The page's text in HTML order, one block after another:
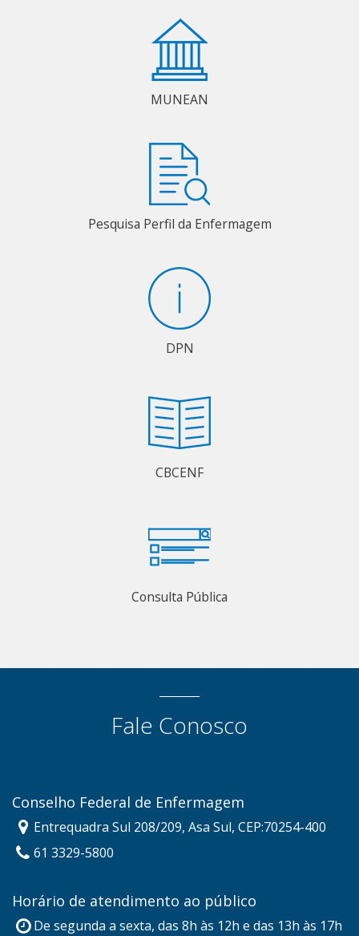
MUNEAN
Pesquisa Perfil da Enfermagem
DPN
CBCENF
Consulta Pública
Fale Conosco
Conselho Federal de Enfermagem
Entrequadra Sul 208/209, Asa Sul, CEP:70254-400
61 3329-5800
Horário de atendimento ao público
De segunda a sexta, das 8h às 12h e das 13h às 17h